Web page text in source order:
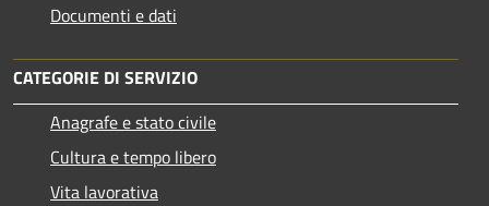
Documenti e dati
CATEGORIE DI SERVIZIO
Anagrafe e stato civile
Cultura e tempo libero
Vita lavorativa